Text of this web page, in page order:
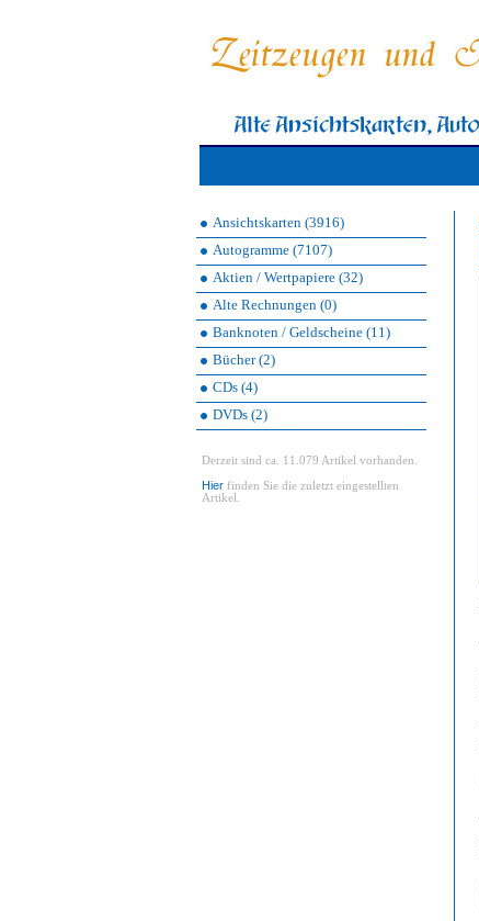
Ansichtskarten (3916)
Autogramme (7107)
Aktien / Wertpapiere (32)
Alte Rechnungen (0)
Banknoten / Geldscheine (11)
Bücher (2)
CDs (4)
DVDs (2)
Derzeit sind ca. 11.079 Artikel vorhanden.
Hier finden Sie die zuletzt eingestellten
Artikel.